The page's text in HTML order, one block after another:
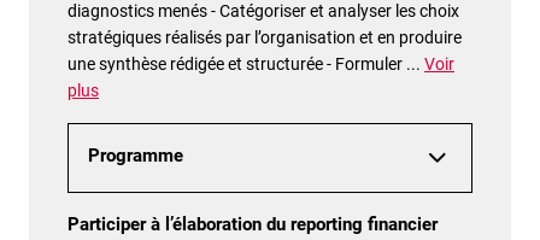
diagnostics menés - Catégoriser et analyser les choix
stratégiques réalisés par l’organisation et en produire
une synthèse rédigée et structurée - Formuler ... Voir
plus
Programme
Participer à l’élaboration du reporting financier